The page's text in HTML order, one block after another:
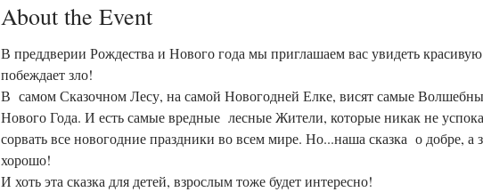
About the Event
В преддверии Рождества и Нового года мы приглашаем вас увидеть
побеждает зло!
В  самом Сказочном Лесу, на самой Новогодней Елке, висят самые
Нового Года. И есть самые вредные  лесные Жители, которые никак не
сорвать все новогодние праздники во всем мире. Но...наша сказка  о добре, а
хорошо!
И хоть эта сказка для детей, взрослым тоже будет интересно!